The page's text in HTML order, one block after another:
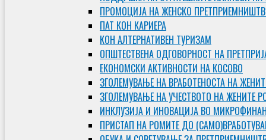
ПРОМОЦИЈА НА ЖЕНСКО
ПАТ КОН КАРИЕРА
КОН АЛТЕРНАТИВЕН ТУРИЗАМ
ОПШТЕСТВЕНА ОДГОВОРНОСТ НА
ЕКОНОМСКИ АКТИВНОСТИ НА КОСОВО
ЗГОЛЕМУВАЊЕ НА ВРАБОТЕНОСТА НА
ЗГОЛЕМУВАЊЕ НА УЧЕСТВОТО НА ЖЕНИТЕ
ИНКЛУЗИЈА И ИНОВАЦИЈА ВО
ПРИСТАП НА РОМИТЕ ДО